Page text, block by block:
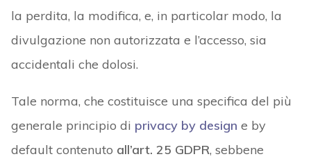
la perdita, la modifica, e, in particolar modo, la
divulgazione non autorizzata e l’accesso, sia
accidentali che dolosi.
Tale norma, che costituisce una specifica del più
generale principio di privacy by design e by
default contenuto all’art. 25 GDPR, sebbene